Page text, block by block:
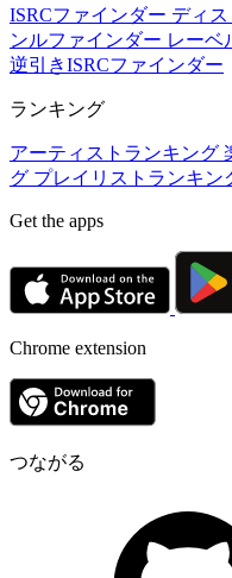
ISRCファインダー ディ
ンルファインダー レーベ
逆引きISRCファインダー
ランキング
アーティストランキング
グ プレイリストランキン
Get the apps
Chrome extension
つながる